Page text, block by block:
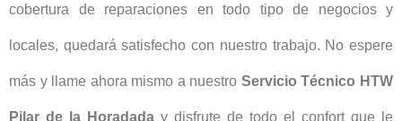
cobertura de reparaciones en todo tipo de negocios y
locales, quedará satisfecho con nuestro trabajo. No espere
más y llame ahora mismo a nuestro Servicio Técnico HTW
Pilar de la Horadada y disfrute de todo el confort que le